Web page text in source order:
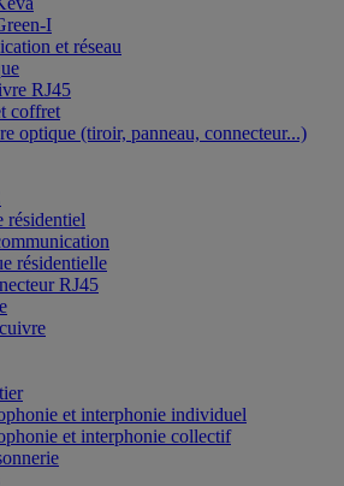
I
et réseau
RJ45
coffret
optique (tiroir, panneau, connecteur...)
résidentiel
résidentielle
RJ45
et interphonie individuel
et interphonie collectif